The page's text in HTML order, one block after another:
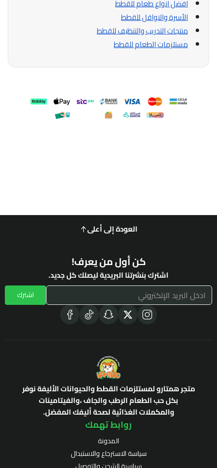
افضل انواع طعام للقطط
الأسرة والنواقل للقطط
منتجات التدريب والتنظيف للقطط
مستلزمات الطعام للقطط
العودة إلى أعلى
كن أول من يعرف!
اشترك بنشرتنا البريدية ليصلك كل جديد.
اشترك
متجر همتارو لمستلزمات القطط والحيوانات الأليفة نوفر
بكل حب الطعام الرطب والجاف ،والفيتامينات
والمكملات الغذائية لصحة أليفك المفضل.
روابط تهمك
المدونة
سياسة الاسترجاع والاستبدال